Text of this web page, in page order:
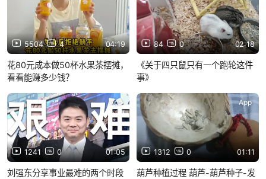
5504 4 04:19
花80元成本做50杯水果茶摆摊，
看看能赚多少钱？
84 0 02:18
《关于四只鼠只有一个跑轮这件
事》
1241 0 01:05
App
刘强东分享事业最难的两个时段
1312 0 01:11
App
葫芦种植过程 葫芦-葫芦种子-发